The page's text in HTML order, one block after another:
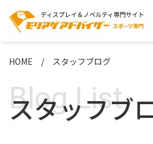
HOME スタッフブログ
スタッフブ
Blog List